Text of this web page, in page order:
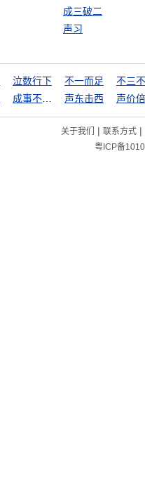
成三破二
声习
泣数行下 不一而足
不三
声东击西 声价
关于我们 | 联系方式|
粤ICP备